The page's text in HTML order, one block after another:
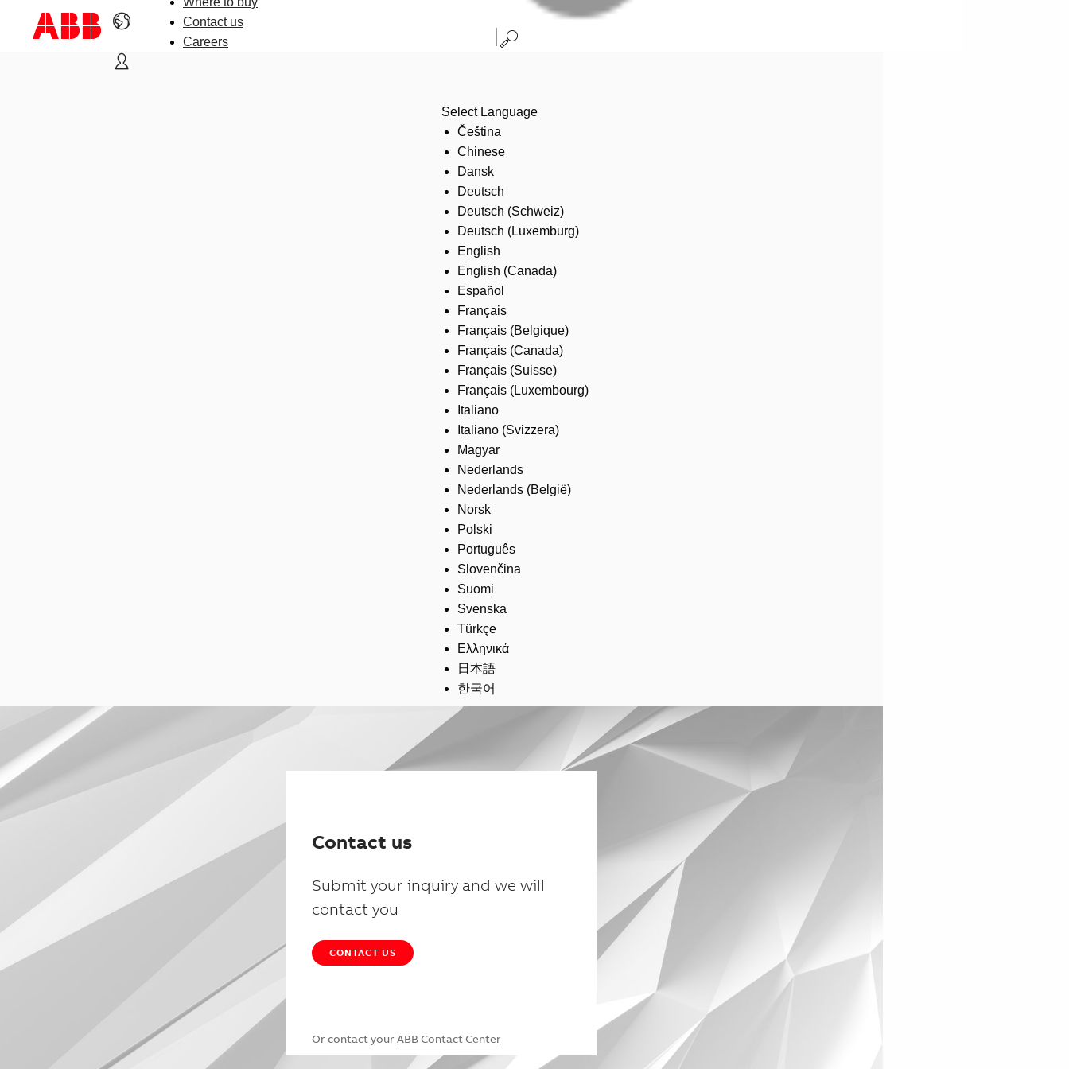
Contact us
Careers
Select Language
Čeština
Chinese
Dansk
Deutsch
Deutsch (Schweiz)
Deutsch (Luxemburg)
English
English (Canada)
Español
Français
Français (Belgique)
Français (Canada)
Français (Suisse)
Français (Luxembourg)
Italiano
Italiano (Svizzera)
Magyar
Nederlands
Nederlands (België)
Norsk
Polski
Português
Slovenčina
Suomi
Svenska
Türkçe
Ελληνικά
日本語
한국어
Contact us
Submit your inquiry and we will
contact you
CONTACT US
Or contact your ABB Contact Center